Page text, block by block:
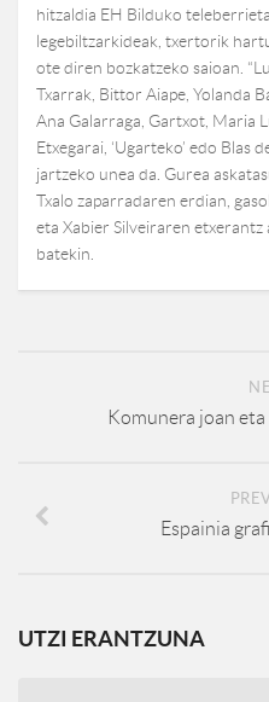
hitzaldia EH Bilduko
legebiltzarkideak, txertorik
ote diren bozkatzeko saioan.
Txarrak, Bittor Aiape, Yolanda
Ana Galarraga, Gartxot, Maria
Etxegarai, ‘Ugarteko’ edo Blas
jartzeko unea da. Gurea
Txalo zaparradaren erdian,
eta Xabier Silveiraren
batekin.
Komunera joan
Espainia
UTZI ERANTZUNA